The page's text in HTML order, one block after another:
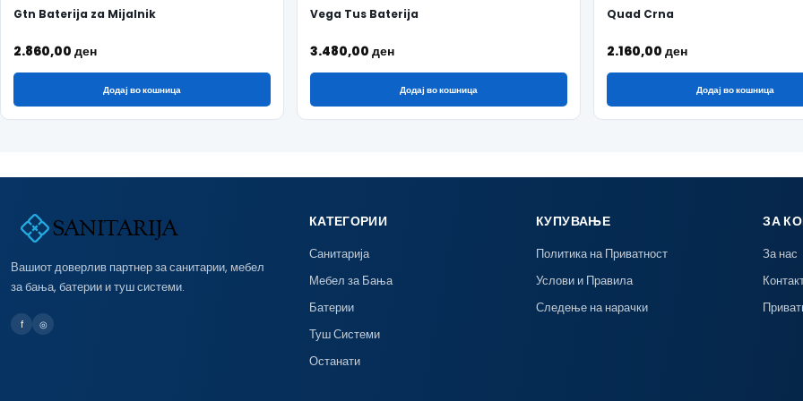
Gtn Baterija za Mijalnik
2.860,00 ден
Додај во кошница
Vega Tus Baterija
3.480,00 ден
Додај во кошница
Quad Crna
2.160,00 ден
Додај во кошница
Вашиот доверлив партнер за санитарии, мебел
за бања, батерии и туш системи.
f ◎
КАТЕГОРИИ
Санитарија
Мебел за Бања
Батерии
Туш Системи
Останати
КУПУВАЊЕ
Политика на Приватност
Услови и Правила
Следење на нарачки
ЗА
За нас